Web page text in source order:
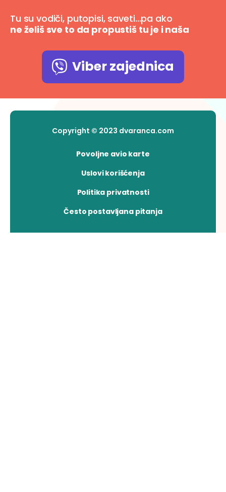
Tu su vodiči, putopisi, saveti…pa ako
ne želiš sve to da propustiš tu je i naša
Viber zajednica
Copyright © 2023 dvaranca.com
Povoljne avio karte
Uslovi korišćenja
Politika privatnosti
Često postavljana pitanja